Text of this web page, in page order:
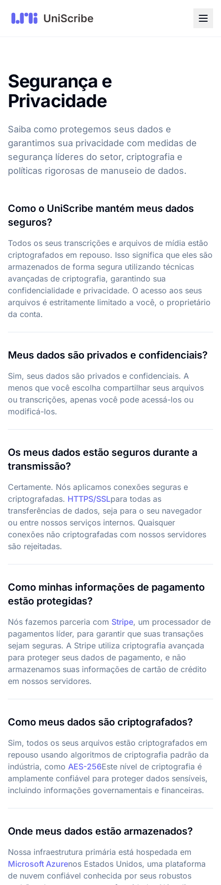
Segurança e
Privacidade
Saiba como protegemos seus dados e
garantimos sua privacidade com medidas de
segurança líderes do setor, criptografia e
políticas rigorosas de manuseio de dados.
Como o UniScribe mantém meus dados
seguros?
Todos os seus transcrições e arquivos de mídia estão
criptografados em repouso. Isso significa que eles são
armazenados de forma segura utilizando técnicas
avançadas de criptografia, garantindo sua
confidencialidade e privacidade. O acesso aos seus
arquivos é estritamente limitado a você, o proprietário
da conta.
Meus dados são privados e confidenciais?
Sim, seus dados são privados e confidenciais. A
menos que você escolha compartilhar seus arquivos
ou transcrições, apenas você pode acessá-los ou
modificá-los.
Os meus dados estão seguros durante a
transmissão?
Certamente. Nós aplicamos conexões seguras e
criptografadas. HTTPS/SSLpara todas as
transferências de dados, seja para o seu navegador
ou entre nossos serviços internos. Quaisquer
conexões não criptografadas com nossos servidores
são rejeitadas.
Como minhas informações de pagamento
estão protegidas?
Nós fazemos parceria com Stripe, um processador de
pagamentos líder, para garantir que suas transações
sejam seguras. A Stripe utiliza criptografia avançada
para proteger seus dados de pagamento, e não
armazenamos suas informações de cartão de crédito
em nossos servidores.
Como meus dados são criptografados?
Sim, todos os seus arquivos estão criptografados em
repouso usando algoritmos de criptografia padrão da
indústria, como AES-256Este nível de criptografia é
amplamente confiável para proteger dados sensíveis,
incluindo informações governamentais e financeiras.
Onde meus dados estão armazenados?
Nossa infraestrutura primária está hospedada em
Microsoft Azurenos Estados Unidos, uma plataforma
de nuvem confiável conhecida por seus robustos